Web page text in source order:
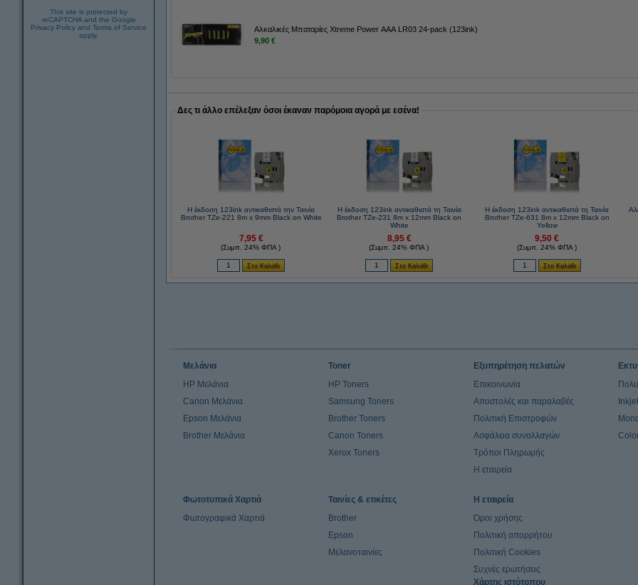
This site is protected by
reCAPTCHA and the Google
Privacy Policy and Terms of Service
apply.
Αλκαλικές Μπαταρίες Xtreme Power AAA LR03 24-pack (123ink)
9,90 €
Δες τι άλλο επέλεξαν όσοι έκαναν παρόμοια αγορά με εσένα!
Η έκδοση 123ink αντικαθιστά την Ταινία
Brother TZe-221 8m x 9mm Black on White
7,95 €
(Συμπ. 24% ΦΠΑ )
Η έκδοση 123ink αντικαθιστά τη Ταινία
Brother TZe-231 8m x 12mm Black on
White
8,95 €
(Συμπ. 24% ΦΠΑ )
Η έκδοση 123ink αντικαθιστά τη Ταινία
Brother TZe-631 8m x 12mm Black on
Yellow
9,50 €
(Συμπ. 24% ΦΠΑ )
Μελάνια
HP Μελάνια
Canon Μελάνια
Epson Μελάνια
Brother Μελάνια
Toner
HP Toners
Samsung Toners
Brother Toners
Canon Toners
Xerox Toners
Εξυπηρέτηση πελατών
Επικοινωνία
Αποστολές και παραλαβές
Πολιτική Επιστροφών
Ασφάλεια συναλλαγών
Τρόποι Πληρωμής
Η εταιρεία
Φωτοτυπικά Χαρτιά
Φωτογραφικά Χαρτιά
Ταινίες & ετικέτες
Brother
Epson
Μελανοταινίες
Η εταιρεία
Όροι χρήσης
Πολιτική απορρήτου
Πολιτική Cookies
Συχνές ερωτήσεις
Χάρτης ιστότοπου